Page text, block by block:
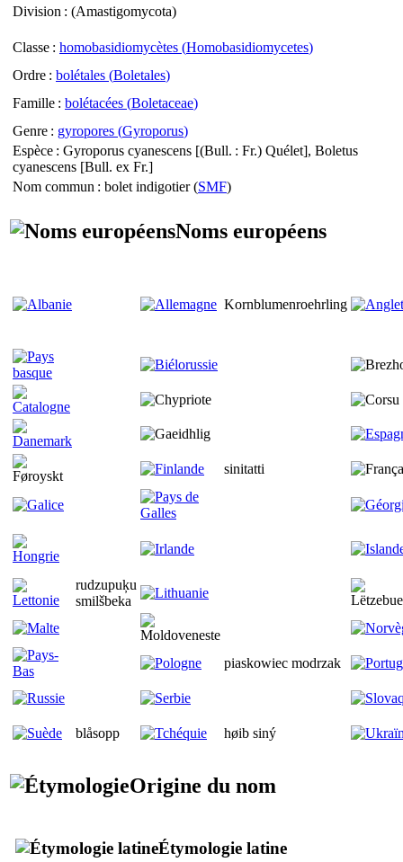
Division : (Amastigomycota)
Classe : homobasidiomycètes (Homobasidiomycetes)
Ordre : bolétales (Boletales)
Famille : bolétacées (Boletaceae)
Genre : gyropores (Gyroporus)
Espèce : Gyroporus cyanescens [(Bull. : Fr.) Quélet], Boletus
cyanescens [Bull. ex Fr.]
Nom commun : bolet indigotier (SMF)
Noms européens
Kornblumenroehrling
sinitatti
rudzupuķu
smilšbeka
piaskowiec modrzak
blåsopp høib siný
Origine du nom
Étymologie latine